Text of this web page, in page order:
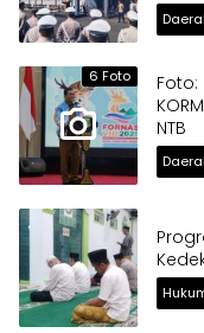
6 Foto
NTB